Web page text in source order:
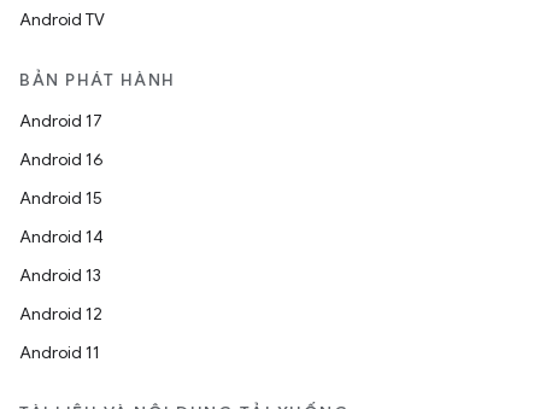
Android TV
BẢN PHÁT HÀNH
Android 17
Android 16
Android 15
Android 14
Android 13
Android 12
Android 11